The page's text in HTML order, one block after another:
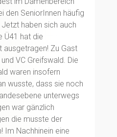
den SeniorInnen häufig
haben sich auch
Ü41 hat die
Zu Gast
VC Greifswald. Die
waren insofern
wusste, dass sie noch
unterwegs
war gänzlich
die musste der
Im Nachhinein eine